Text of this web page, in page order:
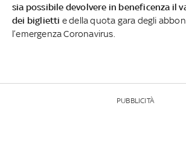
sia possibile devolvere in beneficenza il
dei biglietti e della quota gara degli
l’emergenza Coronavirus.
PUBBLICITÀ